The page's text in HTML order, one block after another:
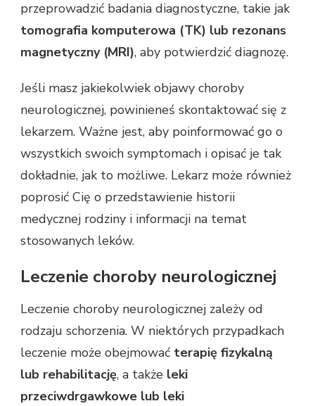
przeprowadzić badania diagnostyczne, takie jak
tomografia komputerowa (TK) lub rezonans
magnetyczny (MRI), aby potwierdzić diagnozę.
Jeśli masz jakiekolwiek objawy choroby
neurologicznej, powinieneś skontaktować się z
lekarzem. Ważne jest, aby poinformować go o
wszystkich swoich symptomach i opisać je tak
dokładnie, jak to możliwe. Lekarz może również
poprosić Cię o przedstawienie historii
medycznej rodziny i informacji na temat
stosowanych leków.
Leczenie choroby neurologicznej
Leczenie choroby neurologicznej zależy od
rodzaju schorzenia. W niektórych przypadkach
leczenie może obejmować terapię fizykalną
lub rehabilitację, a także leki
przeciwdrgawkowe lub leki